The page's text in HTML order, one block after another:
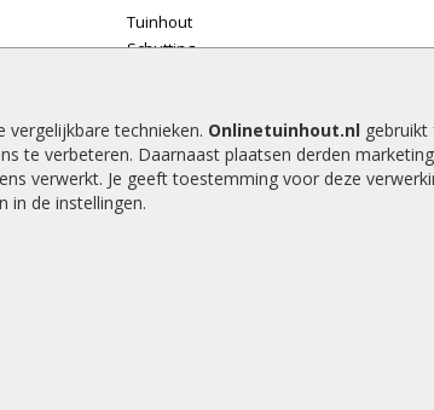
vergelijkbare technieken. Onlinetuinhout.nl
te verbeteren. Daarnaast plaatsen derden
verwerkt. Je geeft toestemming voor deze
in de instellingen.
tuin
Tuinhout
Schutting
Tuinhekken
Tuinhuizen
Blokhutten
Overkappingen